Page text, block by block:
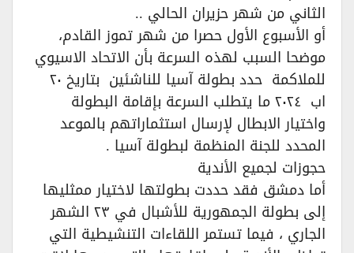
الثاني من شهر حزيران الحالي ..
أو الأسبوع الأول حصرا من شهر تموز القادم،
موضحا السبب لهذه السرعة بأن الاتحاد الاسيوي
للملاكمة حدد بطولة آسيا للناشئين بتاريخ ٢٠
اب ٢٠٢٤ ما يتطلب السرعة بإقامة البطولة
واختيار الابطال لإرسال استثماراتهم بالموعد
المحدد للجنة المنظمة لبطولة آسيا .
حجوزات لجميع الأندية
أما دمشق فقد حددت بطولتها لاختيار ممثليها
إلى بطولة الجمهورية للأشبال في ٢٣ الشهر
الجاري ، فيما تستمر اللقاءات التنشيطية التي